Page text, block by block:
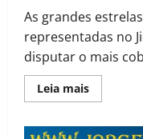
As grandes
representadas no
disputar o mais
Leia mais